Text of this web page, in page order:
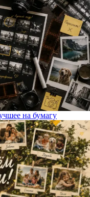
на бумагу